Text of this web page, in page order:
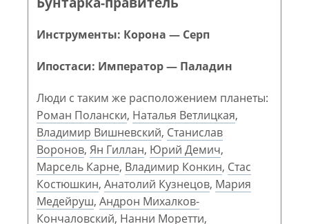
Инструменты: Корона — Серп
Ипостаси: Император — Паладин
Люди с таким же расположением планеты:
Роман Полански, Наталья Ветлицкая,
Владимир Вишневский, Станислав
Воронов, Ян Гиллан, Юрий Демич,
Марсель Карне, Владимир Конкин, Стас
Костюшкин, Анатолий Кузнецов, Мария
Медейруш, Андрон Михалков-
Кончаловский, Нанни Моретти,